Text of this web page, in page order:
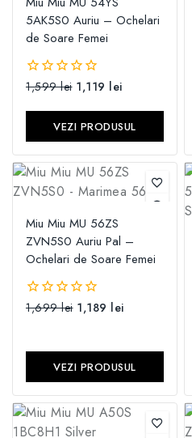
5AK5S0 Auriu – Ochelari
de Soare Femei
0
5
1,599lei 1,119 lei
VEZI PRODUSUL
Miu Miu MU 56ZS
ZVN5S0 Auriu Pal –
Ochelari de Soare Femei
0
1,699lei 1,189 lei
VEZI PRODUSUL